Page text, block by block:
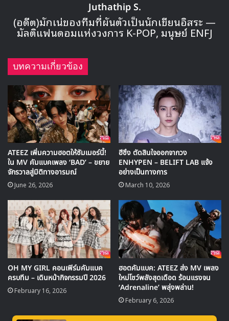
ล่าสุดในวันที่ 30 พฤศจิกายน ได้มีอัปเดตไลน์อัพ 4 มาแล้ว โดย
มีศิลปินที่จะมาเข้าร่วมงานเพิ่มเติม 7 วง ได้แก่Oh My Girl.
THE BOYZ, Stray Kids, (G)I-DLE, ATEEZ, CRAVITY
Juthathip S.
(อดีต)มักเน่ของทีมที่ผันตัวเป็นนักเขียนอิสระ —
มัลติแฟนดอมแห่งวงการ K-POP, มนุษย์ ENFJ
บทความเกี่ยวข้อง
ATEEZ เพิ่มความฮอตให้ซัมเมอร์นี้!
ใน MV คัมแบคเพลง ‘BAD’ – ขยาย
จักรวาลสู่มิติทางอารมณ์
June 26, 2026
ฮีซึง ตัดสินใจออกจากวง
ENHYPEN – BELIFT LAB แจ้ง
อย่างเป็นทางการ
March 10, 2026
OH MY GIRL คอนเฟิร์มคัมแบค
ครบทีม – เดินหน้ากิจกรรมปี 2026
February 16, 2026
ฮอตคัมแบค: ATEEZ ส่ง MV เพลง
ใหม่โชว์พลังสุดเดือด ร้อนแรงจน
‘Adrenaline’ พลุ่งพล่าน!
February 6, 2026